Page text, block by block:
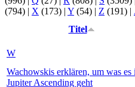
(794) | X (173) | Y (54) | Z (191) |
Titel
W
Wachowskis erklären, um was es
Jupiter Ascending geht